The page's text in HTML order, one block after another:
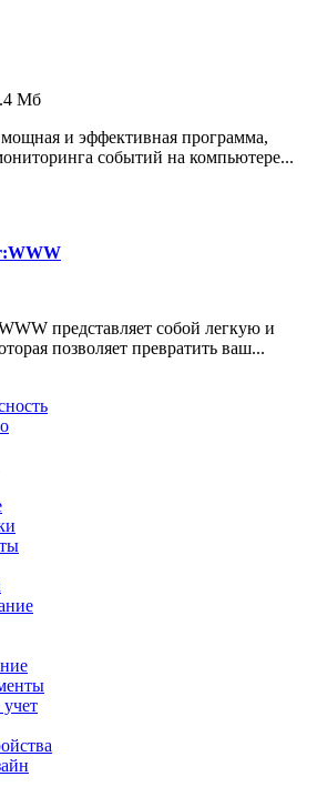
Мб
и эффективная программа,
событий на компьютере...
представляет собой легкую и
позволяет превратить ваш...